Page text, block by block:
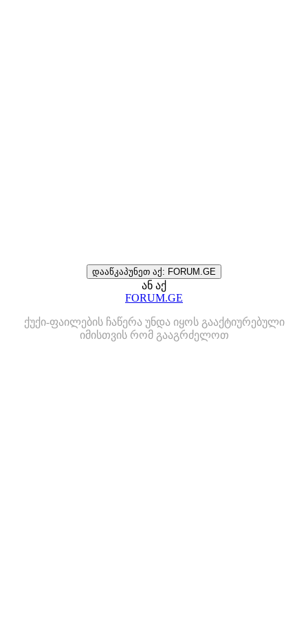
დააწკაპუნეთ აქ: FORUM.GE
ან აქ
FORUM.GE
ქუქი-ფაილების ჩაწერა უნდა იყოს გააქტიურებული
იმისთვის რომ გააგრძელოთ